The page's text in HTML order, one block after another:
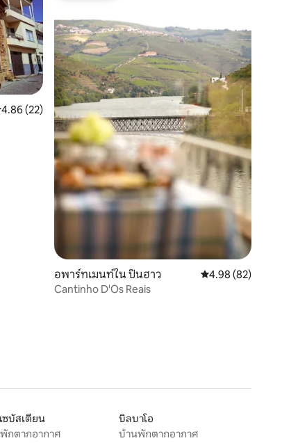
แนนเฉลี่ย 4.86 จาก 5, 22 รีวิว
4.86 (22)
อพาร์ทเมนท์ใน ปินฮาว คะแนนเฉลี่ย 4.98 จาก
4.98 (82)
Cantinho D'Os Reais
ซบัสเตียน
กตากอากาศ
บิลบาโอ
บ้านพักตากอากาศ